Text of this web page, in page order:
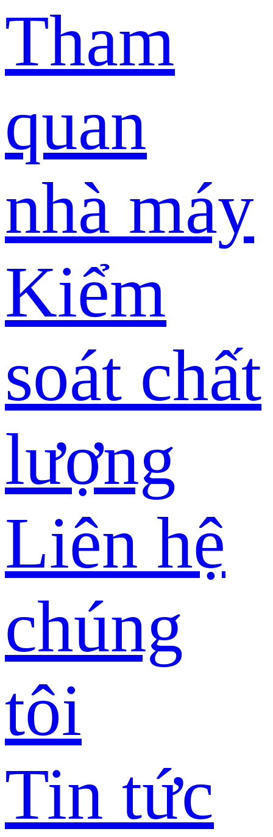
Tham
quan
nhà máy
Kiểm
soát chất
lượng
Liên hệ
chúng
tôi
Tin tức